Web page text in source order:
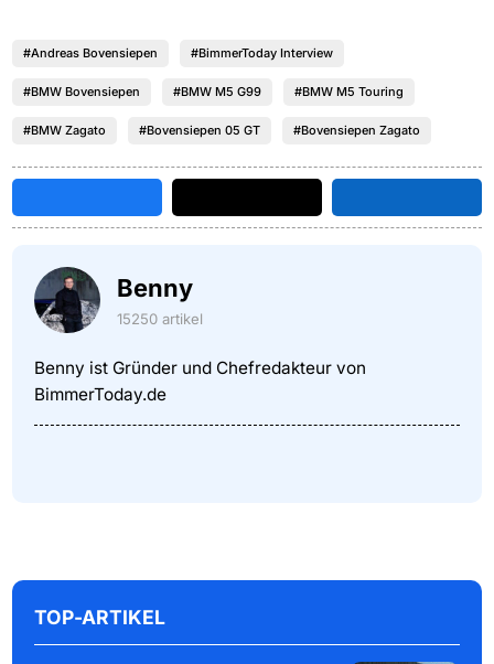
#Andreas Bovensiepen #BimmerToday Interview
#BMW Bovensiepen #BMW M5 G99 #BMW M5 Touring
#BMW Zagato #Bovensiepen 05 GT #Bovensiepen Zagato
Benny
15250 artikel
Benny ist Gründer und Chefredakteur von
BimmerToday.de
TOP-ARTIKEL